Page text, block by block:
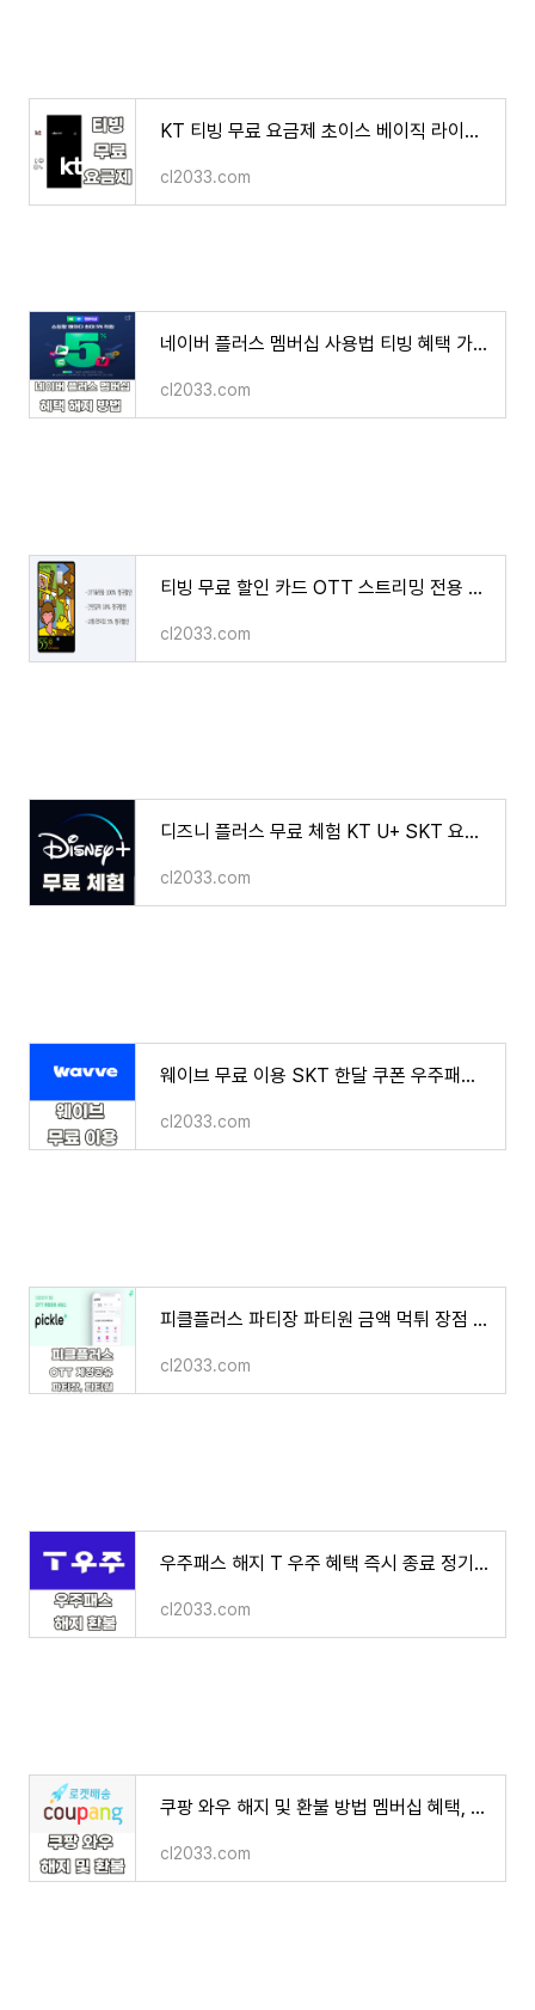
KT 티빙 무료 요금제 초이스 베이직 라이트 혜택 차이점 팁
cl2033.com
네이버 플러스 멤버십 사용법 티빙 혜택 가격 해지 환불 방법 후기
cl2033.com
티빙 무료 할인 카드 OTT 스트리밍 전용 카드 넷플릭스 디즈니+ Youtube Premium 웨이브
cl2033.com
디즈니 플러스 무료 체험 KT U+ SKT 요금제 무료 할인 카드 계정 공유 서비스
cl2033.com
웨이브 무료 이용 SKT 한달 쿠폰 우주패스 싸게 보는 법
cl2033.com
피클플러스 파티장 파티원 금액 먹튀 장점 단점 OTT 계정 공유 서비스 2분 만에 알아보기
cl2033.com
우주패스 해지 T 우주 혜택 즉시 종료 정기결제 환불 방법 SKT
cl2033.com
쿠팡 와우 해지 및 환불 방법 멤버십 혜택, 월회비, 규정 2분 만에 알아보기
cl2033.com